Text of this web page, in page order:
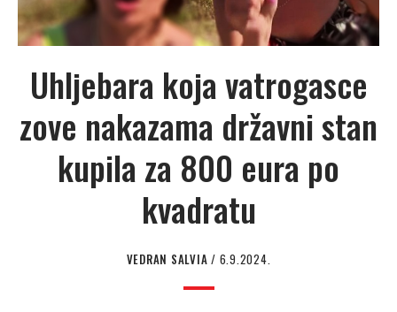
Uhljebara koja vatrogasce
zove nakazama državni stan
kupila za 800 eura po
kvadratu
VEDRAN SALVIA / 6.9.2024.